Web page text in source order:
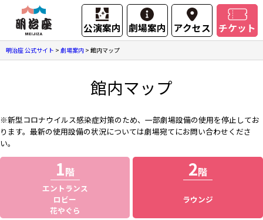
公演案内 劇場案内 アクセス チケット
明治座 公式サイト > 劇場案内 > 館内マップ
館内マップ
※新型コロナウイルス感染症対策のため、一部劇場設備の使用を停止してお
ります。最新の使用設備の状況については劇場宛てにお問い合わせくださ
い。
1階
エントランス
ロビー
花やぐら
2階
ラウンジ